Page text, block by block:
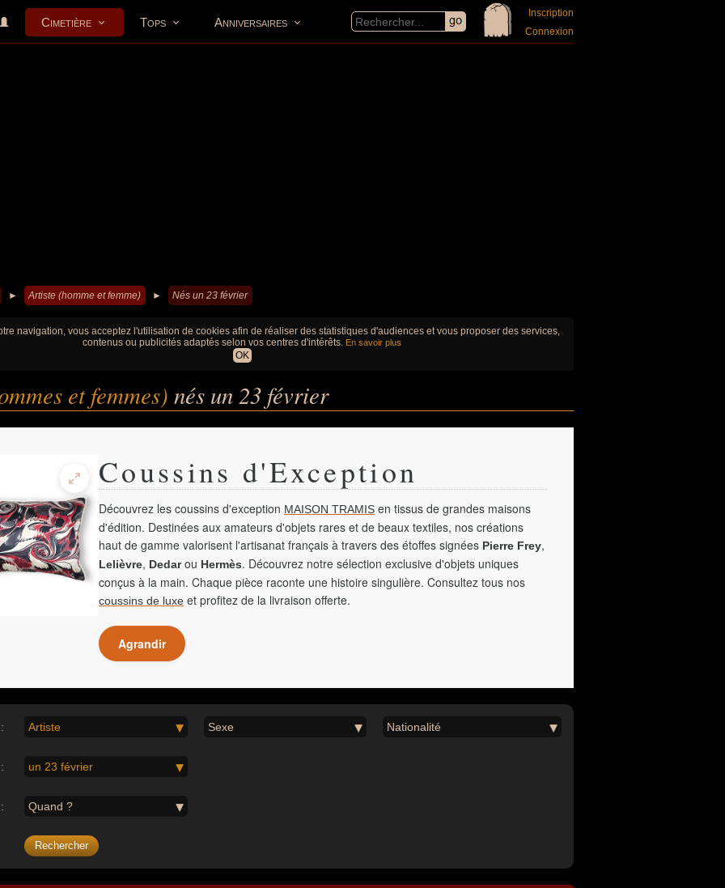
Cimetière Tops Anniversaires
Inscription
Connexion
► Artiste (homme et femme) ► Nés un 23 février
navigation, vous acceptez l'utilisation de cookies afin de réaliser des statistiques d'audiences et vous proposer des services,
contenus ou publicités adaptés selon vos centres d'intérêts. En savoir plus
OK
et femmes) nés un 23 février
Coussins d'Exception
Découvrez les coussins d'exception MAISON TRAMIS en tissus de grandes maisons
d'édition. Destinées aux amateurs d'objets rares et de beaux textiles, nos créations
haut de gamme valorisent l'artisanat français à travers des étoffes signées Pierre Frey,
Lelièvre, Dedarou Hermès. Découvrez notre sélection exclusive d'objets uniques
conçus à la main. Chaque pièce raconte une histoire singulière. Consultez tous nos
coussins de luxe et profitez de la livraison offerte.
Agrandir
Artiste Sexe Nationalité
un 23 février
Quand ?